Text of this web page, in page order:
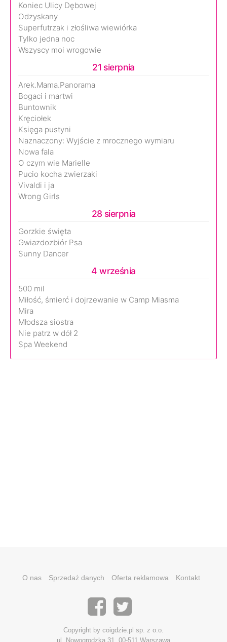
Koniec Ulicy Dębowej
Odzyskany
Superfutrzak i złośliwa wiewiórka
Tylko jedna noc
Wszyscy moi wrogowie
21 sierpnia
Arek.Mama.Panorama
Bogaci i martwi
Buntownik
Kręciołek
Księga pustyni
Naznaczony: Wyjście z mrocznego wymiaru
Nowa fala
O czym wie Marielle
Pucio kocha zwierzaki
Vivaldi i ja
Wrong Girls
28 sierpnia
Gorzkie święta
Gwiazdozbiór Psa
Sunny Dancer
4 września
500 mil
Miłość, śmierć i dojrzewanie w Camp Miasma
Mira
Młodsza siostra
Nie patrz w dół 2
Spa Weekend
O nas Sprzedaż danych Oferta reklamowa Kontakt
Copyright by coigdzie.pl sp. z o.o.
ul. Nowogrodzka 31, 00-511 Warszawa